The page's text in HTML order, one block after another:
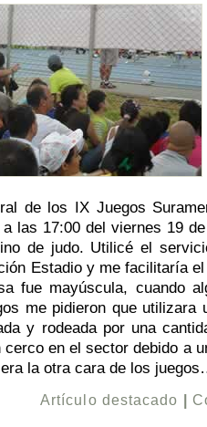
de los IX Juegos
las 17:00 del viernes 19
de judo. Utilicé el
Estadio y me facilitaría
fue mayúscula, cuando
me pidieron que utilizara
y rodeada por una
en el sector debido a
la otra cara de los
Artículo destacado